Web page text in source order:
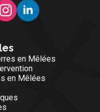
en Mêlées
en Mêlées